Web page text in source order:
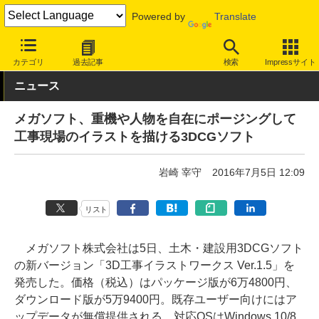
Powered by Translate
カテゴリ 過去記事 検索 Impressサイト
INTERNET Watch サービス/ソフト ソフトウェア PCアプリ
ニュース
メガソフト、重機や人物を自在にポージングして
工事現場のイラストを描ける3DCGソフト
岩崎 宰守 2016年7月5日 12:09
リスト
メガソフト株式会社は5日、土木・建設用3DCGソフト
の新バージョン「3D工事イラストワークス Ver.1.5」を
発売した。価格（税込）はパッケージ版が6万4800円、
ダウンロード版が5万9400円。既存ユーザー向けにはア
ップデータが無償提供される。対応OSはWindows 10/8.